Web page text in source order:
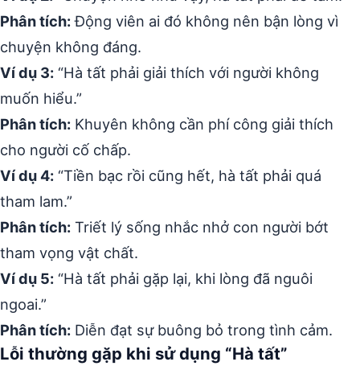
Phân tích:Động viên ai đó không nên bận lòng vì
chuyện không đáng.
Ví dụ 3: “Hà tất phải giải thích với người không
muốn hiểu.”
Phân tích: Khuyên không cần phí công giải thích
cho người cố chấp.
Ví dụ 4: “Tiền bạc rồi cũng hết, hà tất phải quá
tham lam.”
Phân tích: Triết lý sống nhắc nhở con người bớt
tham vọng vật chất.
Ví dụ 5: “Hà tất phải gặp lại, khi lòng đã nguôi
ngoai.”
Phân tích: Diễn đạt sự buông bỏ trong tình cảm.
Lỗi thường gặp khi sử dụng “Hà tất”